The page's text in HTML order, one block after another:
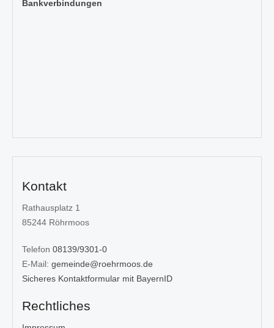
Bankverbindungen
Kontakt
Rathausplatz 1
85244 Röhrmoos
Telefon 08139/9301-0
E-Mail: gemeinde@roehrmoos.de
Sicheres Kontaktformular mit BayernID
Rechtliches